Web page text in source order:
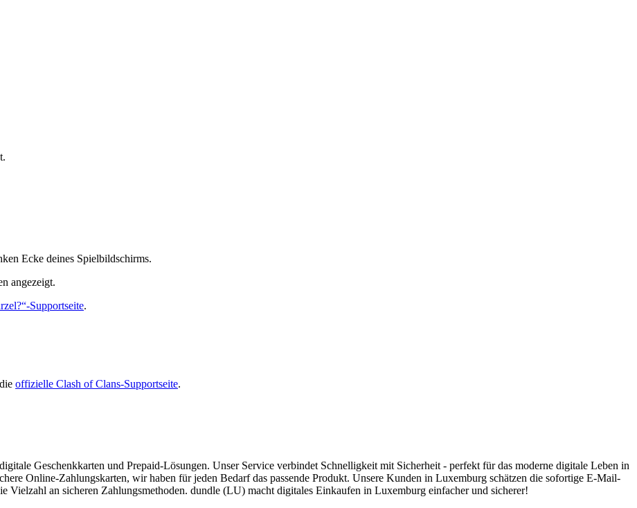
Ecke deines Spielbildschirms.
angezeigt.
Supportseite.
offizielle Clash of Clans-Supportseite.
Geschenkkarten und Prepaid-Lösungen. Unser Service verbindet Schnelligkeit mit Sicherheit - perfekt für das moderne digitale Leben in
Online-Zahlungskarten, wir haben für jeden Bedarf das passende Produkt. Unsere Kunden in Luxemburg schätzen die sofortige E-Mail-
Vielzahl an sicheren Zahlungsmethoden. dundle (LU) macht digitales Einkaufen in Luxemburg einfacher und sicherer!